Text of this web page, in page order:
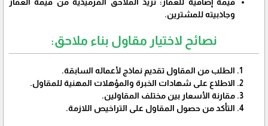
وجاذبيته للمشترين.
نصائح لاختيار مقاول بناء ملاحق:
الطلب من المقاول تقديم نماذج لأعماله السابقة.
الاطلاع على شهادات الخبرة والمؤهلات المهنية للمقاول.
مقارنة الأسعار بين مختلف المقاولين.
التأكد من حصول المقاول على التراخيص اللازمة.